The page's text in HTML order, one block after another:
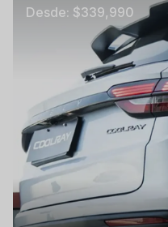
Desde: $339,990